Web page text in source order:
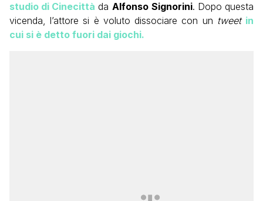
studio di Cinecittà da Alfonso Signorini. Dopo questa
vicenda, l’attore si è voluto dissociare con un tweet in
cui si è detto fuori dai giochi.